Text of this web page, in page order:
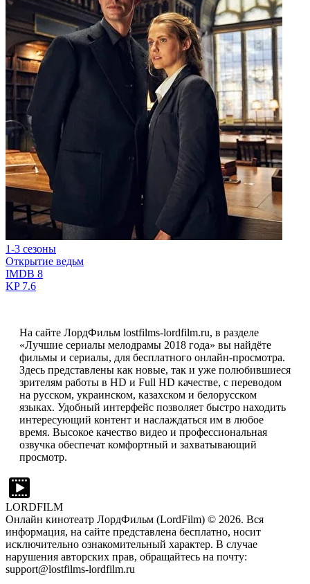
1-3 сезоны
Открытие ведьм
IMDB 8
KP7.6
На сайте ЛордФильм lostfilms-lordfilm.ru, в разделе
«Лучшие сериалы мелодрамы 2018 года» вы найдёте
фильмы и сериалы, для бесплатного онлайн-просмотра.
Здесь представлены как новые, так и уже полюбившиеся
зрителям работы в HD и Full HD качестве, с переводом
на русском, украинском, казахском и белорусском
языках. Удобный интерфейс позволяет быстро находить
интересующий контент и наслаждаться им в любое
время. Высокое качество видео и профессиональная
озвучка обеспечат комфортный и захватывающий
просмотр.
LORDFILM
Онлайн кинотеатр ЛордФильм (LordFilm) © 2026. Вся
информация, на сайте представлена бесплатно, носит
исключительно ознакомительный характер. В случае
нарушения авторских прав, обращайтесь на почту:
support@lostfilms-lordfilm.ru